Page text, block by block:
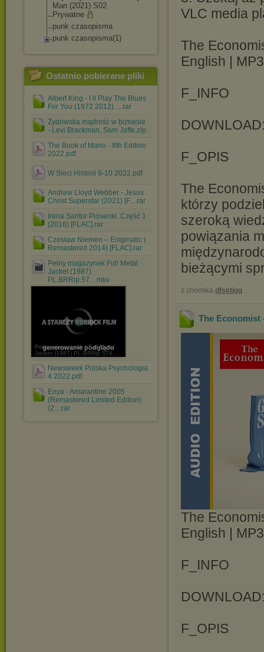
Man (2021) S02
Prywatne
punk czasopisma
punk czasopisma(1)
Ostatnio pobierane pliki
Albert King - I ll Play The Blues
For You (1972 2012) ....rar
Żydowska mądrość w biznesie
- Levi Brackman, Sam Jaffe.zip
The Book of Mario - 8th Edition
2022.pdf
W Sieci Historii 9-10 2022.pdf
Andrew Lloyd Webber - Jesus
Christ Superstar (2021) [F....rar
Irena Santor Piosenki. Część 1
(2016) [FLAC].rar
Czesław Niemen ‎– Enigmatic (
Remastered 2014) [FLAC].rar
Pełny magazynek Full Metal
Jacket (1987)
PL.BRRip.57....mkv
generowanie podglądu
Pełny magazynek / Full Metal
Jacket (1987) PL.BRRip.576 ...
Newsweek Polska Psychologia
4 2022.pdf
Enya - Amarantine 2005
(Remastered Limited Edition)
(2....rar
VLC media
The
English |
F_INFO
F_OPIS
The
którzy
szeroką
powiązania
bieżącymi
z chomika dfsktigg
The Economist
The
English |
F_INFO
F_OPIS